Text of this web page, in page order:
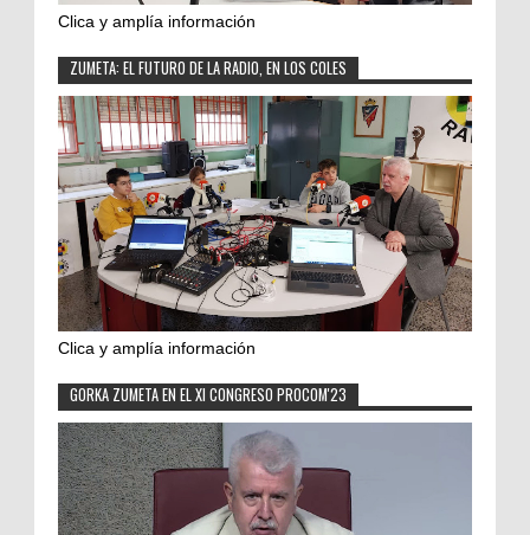
Clica y amplía información
ZUMETA: EL FUTURO DE LA RADIO, EN LOS COLES
Clica y amplía información
GORKA ZUMETA EN EL XI CONGRESO PROCOM'23